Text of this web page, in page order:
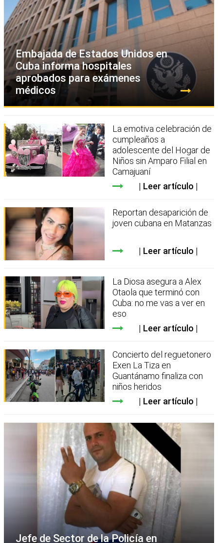
Embajada de Estados Unidos en
Cuba informa hospitales
aprobados para exámenes
médicos
La emotiva celebración de
cumpleaños a
adolescente del Hogar de
Niños sin Amparo Filial en
Camajuaní
Leer artículo
Reportan desaparición de
joven cubana en Matanzas
Leer artículo
La Diosa asegura a Alex
Otaola que terminó con
Cuba: no me vas a ver en
eso
Leer artículo
Concierto del reguetonero
Exen La Tiza en
Guantánamo finaliza con
niños heridos
Leer artículo
Jefe de Sector de la Policía en